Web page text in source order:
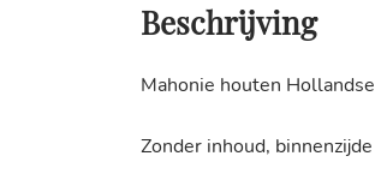
Beschrijving
Mahonie houten
Zonder inhoud,